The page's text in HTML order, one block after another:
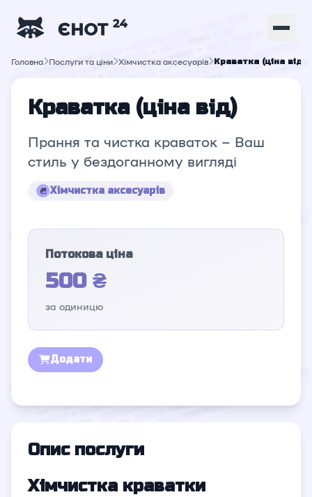
Головна Послуги та ціни Хімчистка аксесуарів Краватка (ціна від)
Краватка (ціна від)
Прання та чистка краваток – Ваш
стиль у бездоганному вигляді
Хімчистка аксесуарів
Потокова ціна
500 ₴
за одиницю
Додати
Опис послуги
Хімчистка краватки